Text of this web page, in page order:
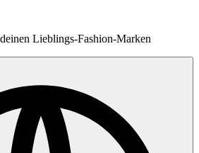
Lieblings-Fashion-Marken